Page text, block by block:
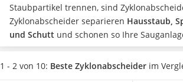
Saug-Wisch-Roboter
Handstaubsauger
Milchaufschäumer
Kondenstrockner
Reiskocher
Staubpartikel trennen, sind
Zyklonabscheider separieren Hausstaub,
und Schutt und schonen so Ihre
Staubsauger. Sie finden laut Tests im
in Industrie und Profi-Werkstatt als auch im
1 - 2 von 10: Beste Zyklonabscheider im